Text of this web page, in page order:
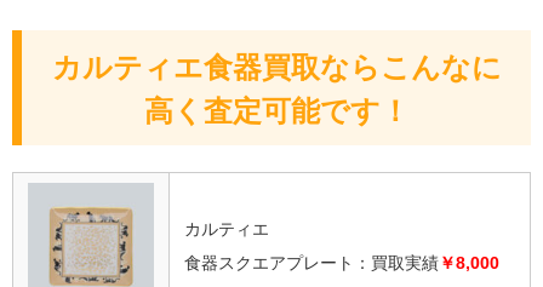
カルティエ食器買取ならこんなに
高く査定可能です！
カルティエ
食器スクエアプレート：買取実績￥8,000